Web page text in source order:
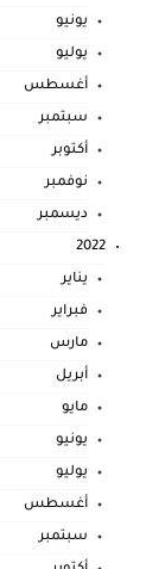
يونيو
يوليو
أغسطس
سبتمبر
أكتوبر
نوفمبر
ديسمبر
2022
يناير
فبراير
مارس
أبريل
مايو
يونيو
يوليو
أغسطس
سبتمبر